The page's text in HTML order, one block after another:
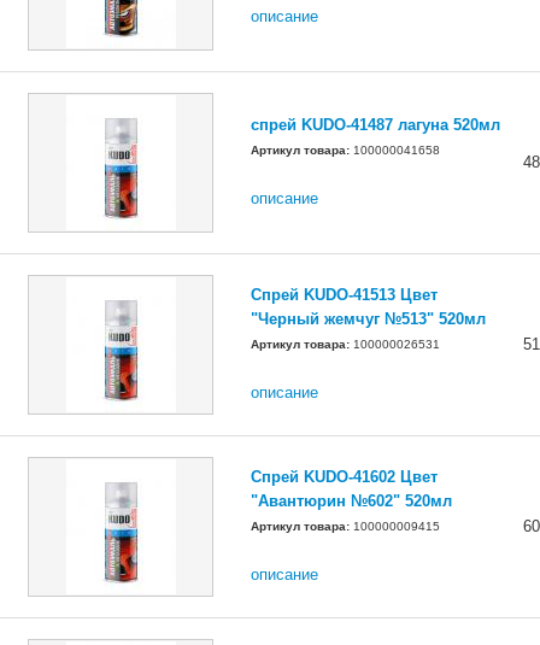
описание
спрей KUDO-41487 лагуна 520мл
Артикул товара: 100000041658
описание
Спрей KUDO-41513 Цвет
"Черный жемчуг №513" 520мл
Артикул товара: 100000026531
описание
Спрей KUDO-41602 Цвет
"Авантюрин №602" 520мл
Артикул товара: 100000009415
описание